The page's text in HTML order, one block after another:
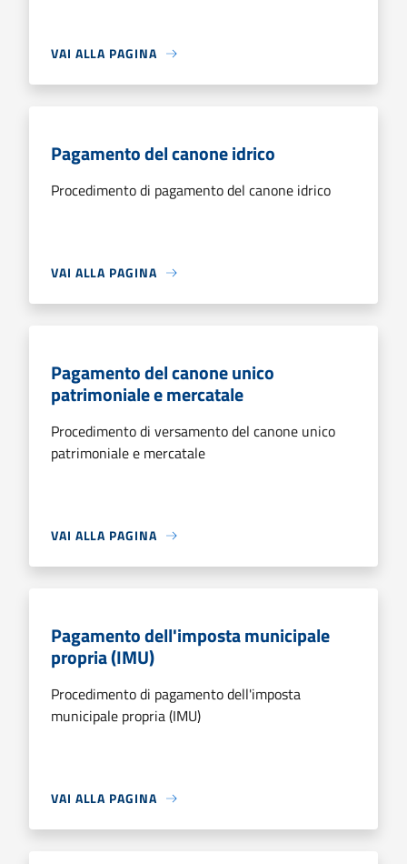
VAI ALLA PAGINA
Pagamento del canone idrico
Procedimento di pagamento del canone idrico
VAI ALLA PAGINA
Pagamento del canone unico
patrimoniale e mercatale
Procedimento di versamento del canone unico
patrimoniale e mercatale
VAI ALLA PAGINA
Pagamento dell'imposta municipale
propria (IMU)
Procedimento di pagamento dell'imposta
municipale propria (IMU)
VAI ALLA PAGINA